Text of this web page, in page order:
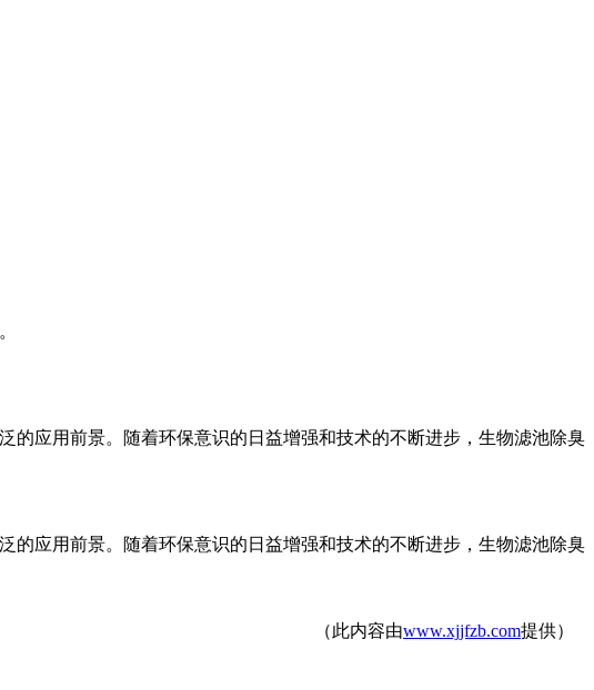
应用前景。随着环保意识的日益增强和技术的不断进步，生物滤池除臭
应用前景。随着环保意识的日益增强和技术的不断进步，生物滤池除臭
（此内容由www.xjjfzb.com提供）